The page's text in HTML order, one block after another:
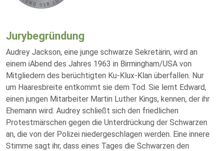
Jurybegründung
Audrey Jackson, eine junge schwarze Sekretärin, wird an
einem iAbend des Jahres 1963 in Birmingham/USA von
Mitgliedern des berüchtigten Ku-Klux-Klan überfallen. Nur
um Haaresbreite entkommt sie dem Tod. Sie lernt Edward,
einen jungen Mitarbeiter Martin Luther Kings, kennen, der ihr
Ehemann wird. Audrey schließt sich den friedlichen
Protestmärschen gegen die Unterdrückung der Schwarzen
an, die von der Polizei niedergeschlagen werden. Eine innere
Stimme sagt ihr, dass eines Tages die Schwarzen den